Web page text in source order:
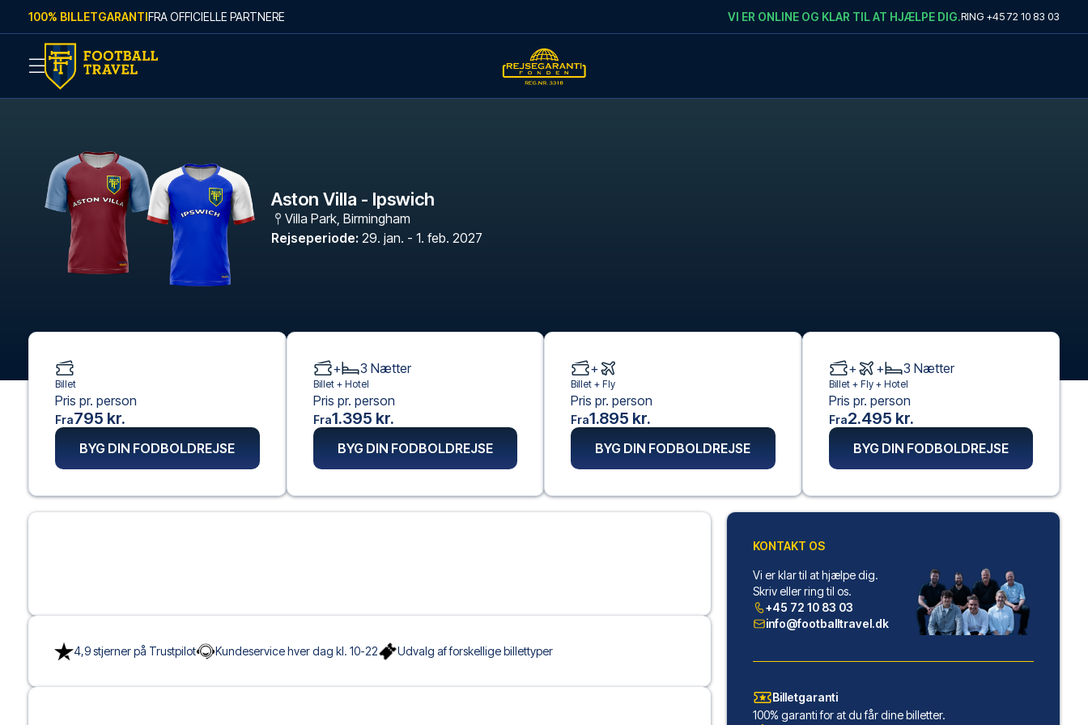
Skip to content
100% BILLETGARANTIFRA OFFICIELLE PARTNERE VI ER ONLINE OG KLAR TIL AT HJÆLPE DIG.RING +45 72 10 83 03
Aston Villa - Ipswich
Villa Park, Birmingham
Rejseperiode: 29. jan. - 1. feb. 2027
4,9 stjerner på Trustpilot Kundeservice hver dag kl. 10-22 Udvalg af forskellige billettyper
Billet
Pris pr. person
Fra795 kr.
BYG DIN FODBOLDREJSE
+ 3 Nætter
Billet + Hotel
Pris pr. person
Fra1.395 kr.
BYG DIN FODBOLDREJSE
+
Billet + Fly
Pris pr. person
Fra1.895 kr.
BYG DIN FODBOLDREJSE
+ + 3 Nætter
Billet + Fly+ Hotel
Pris pr. person
Fra2.495 kr.
BYG DIN FODBOLDREJSE
KONTAKT OS
Vi er klar til at hjælpe dig.
Skriv eller ring til os.
+45 72 10 83 03
info@footballtravel.dk
Billetgaranti
100% garanti for at du får dine billetter.